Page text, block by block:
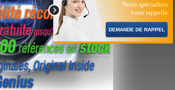
Notre spécialiste
vous rappelle
DEMANDE DE RAPPEL